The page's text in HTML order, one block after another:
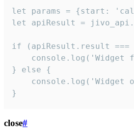
let params = {start:
let apiResult =
if (apiResult.result
console.log('Widget
} else {
console.log('Widget
}
close#